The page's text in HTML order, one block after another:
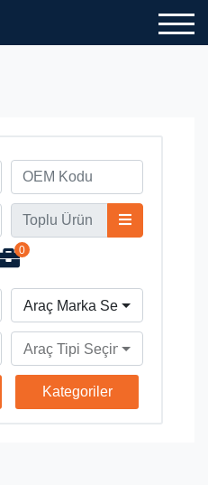
0
Araç Marka Seçiniz
Araç Tipi Seçiniz
Kategoriler